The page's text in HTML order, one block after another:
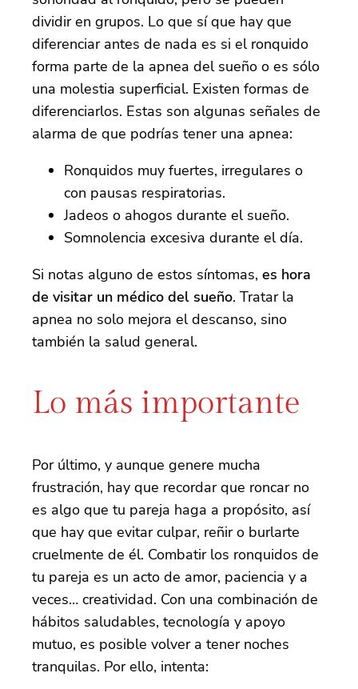
dividir en grupos. Lo que sí que hay que
diferenciar antes de nada es si el ronquido
forma parte de la apnea del sueño o es sólo
una molestia superficial. Existen formas de
diferenciarlos. Estas son algunas señales de
alarma de que podrías tener una apnea:
Ronquidos muy fuertes, irregulares o
con pausas respiratorias.
Jadeos o ahogos durante el sueño.
Somnolencia excesiva durante el día.
Si notas alguno de estos síntomas, es hora
de visitar un médico del sueño. Tratar la
apnea no solo mejora el descanso, sino
también la salud general.
Lo más importante
Por último, y aunque genere mucha
frustración, hay que recordar que roncar no
es algo que tu pareja haga a propósito, así
que hay que evitar culpar, reñir o burlarte
cruelmente de él. Combatir los ronquidos de
tu pareja es un acto de amor, paciencia y a
veces… creatividad. Con una combinación de
hábitos saludables, tecnología y apoyo
mutuo, es posible volver a tener noches
tranquilas. Por ello, intenta: